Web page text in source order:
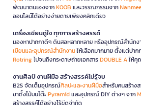
พัฒนาตนเองจากKOOB และวรรณกรรมจาก
ออนไลน์ได้อย่างง่ายดายเพียงคลิกเดียว
เครื่องเขียนคู่ใจ ทุกการสร้างสรรค์
มองหาปากกาดีๆ ดินสอหลากหลาย หรืออุปกรณ์สำนักง
เขียนและอุปกรณ์สำนักงานให้เลือกมากมาย ตั้งแต่ปาก
Rotringไปจนถึงกระดาษถ่ายเอกสารDOUBLE Aให้คุ
งานศิลป์ งานฝีมือ สร้างสรรค์ไม่รู้จบ
B2S จัดเต็มอุปกรณ์ศิลปะและงานฝีมือสำหรับคนสร้าง
ขาตั้งไม้บนโต๊ะPyramidและอุปกรณ์ DIY ต่างๆ จาก
สร้างสรรค์ได้อย่างไร้ขีดจำกัด